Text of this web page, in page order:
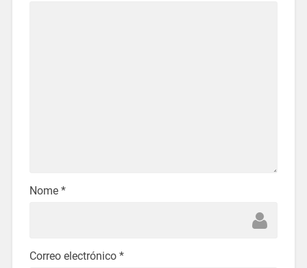
Nome *
Correo electrónico *